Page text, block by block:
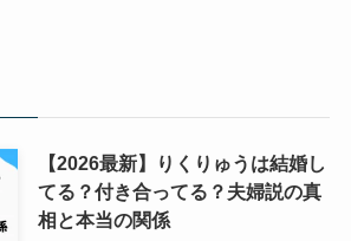
【2026最新】りくりゅうは結婚し
てる？付き合ってる？夫婦説の真
相と本当の関係